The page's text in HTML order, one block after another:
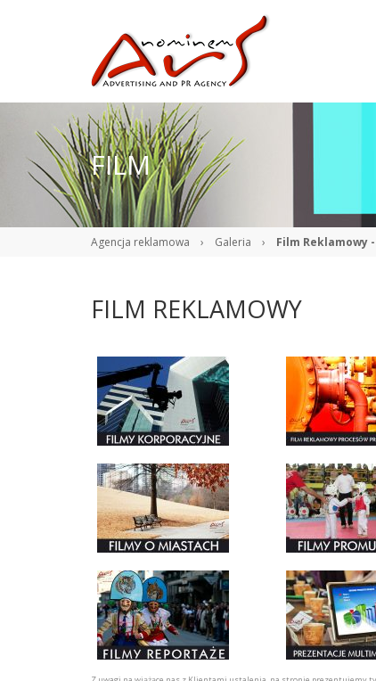
FILM
Agencja reklamowa › Galeria › Film Reklamowy
FILM REKLAMOWY